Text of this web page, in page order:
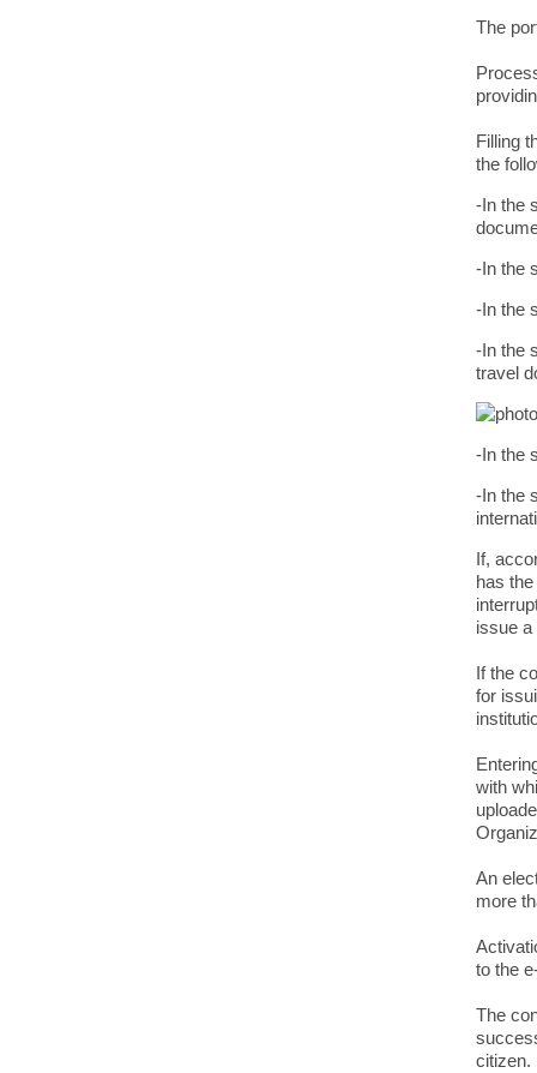
The
Filling
the
-In the
-In the
-In the
-In the
travel
-In the
-In the
If,
has
issue a
If the
for
with
An
more
to the
The
citizen.